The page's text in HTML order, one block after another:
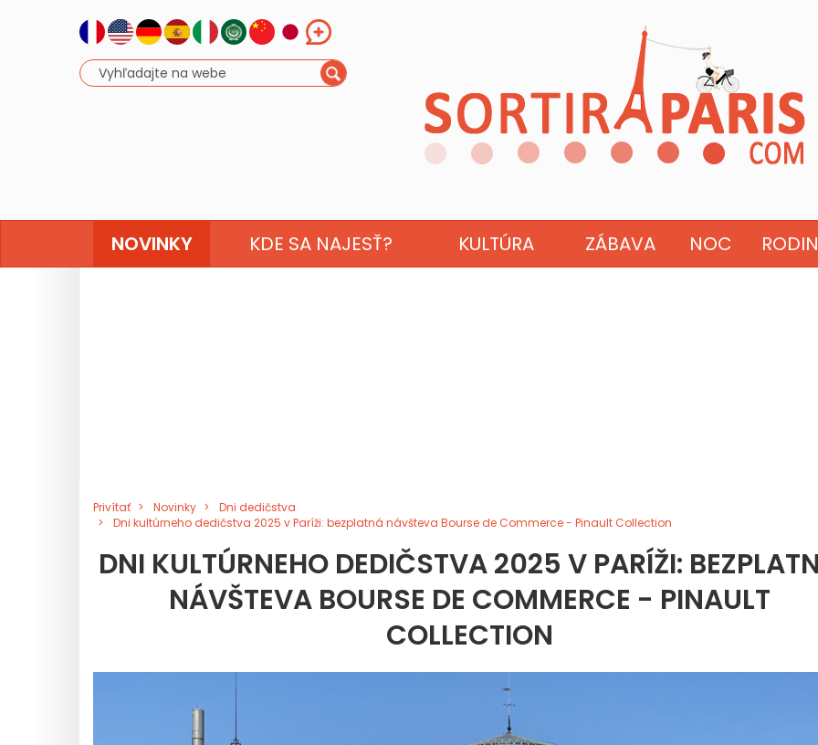
NOVINKY KDE SA NAJESŤ? KULTÚRA ZÁBAVA NOC
Privítať Novinky
Dni dedičstva
Dni kultúrneho dedičstva 2025 v Paríži: bezplatná návšteva Bourse de Commerce - Pinault Collection
DNI KULTÚRNEHO DEDIČSTVA 2025 V PARÍŽI:
NÁVŠTEVA BOURSE DE COMMERCE - PINAULT
COLLECTION